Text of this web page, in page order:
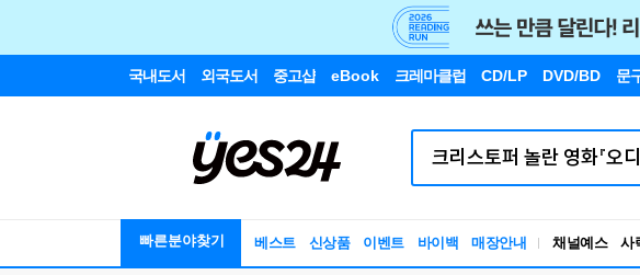
국내도서 외국도서 중고샵 eBook 크레마클럽 CD/LP DVD/BD 문
빠른분야찾기 베스트 신상품 이벤트 바이백 매장안내 채널예스 사